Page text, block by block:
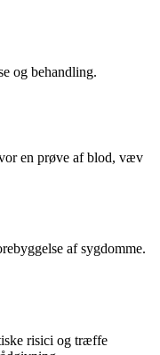
og behandling.
en prøve af blod, væv
af sygdomme.
risici og træffe